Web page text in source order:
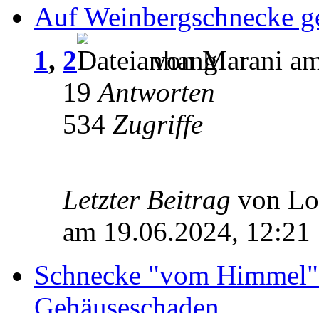
Auf Weinbergschnecke
1, 2
von Marani
19Antworten
534 Zugriffe
Letzter Beitrag von
am 19.06.2024, 12:21
Schnecke "vom
Gehäuseschaden